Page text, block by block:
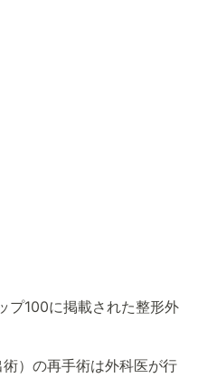
プ100に掲載された整形外
）の再手術は外科医が行